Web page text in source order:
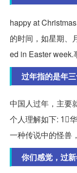
happy at
的时间，如星期、
ed in Easter week.
过年指的是年
中国人过年，主要
个人理解如下: 1⃣️
一种传说中的怪兽
你们感觉，过